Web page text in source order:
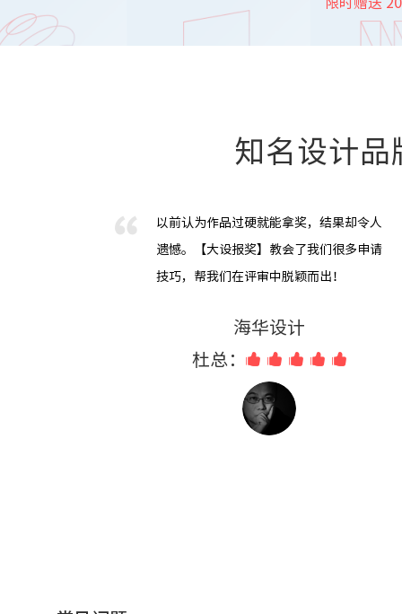
知名设计品
以前认为作品过硬就能拿奖，结果却令人
遗憾。【大设报奖】教会了我们很多申请
技巧，帮我们在评审中脱颖而出！
海华设计
杜总：